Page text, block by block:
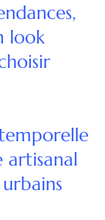
look
artisanal